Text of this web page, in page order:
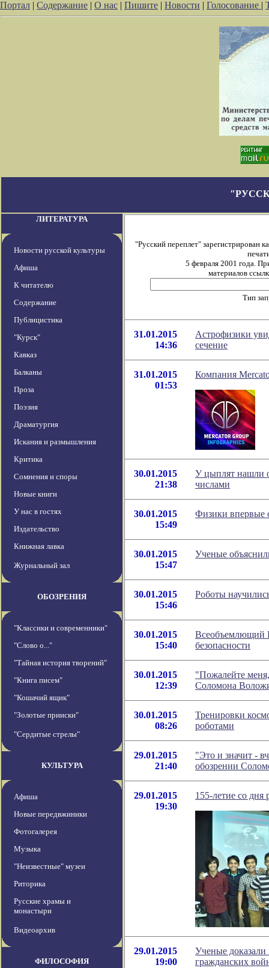
Портал | Содержание | О нас | Пишите | Новости | Голосование |
ЛИТЕРАТУРА
Новости русской культуры
Афиша
К читателю
Содержание
Публицистика
"Курск"
Кавказ
Балканы
Проза
Поэзия
Драматургия
Искания и размышления
Критика
Сомнения и споры
Новые книги
У нас в гостях
Издательство
Книжная лавка
Журнальный зал
ОБОЗРЕНИЯ
"Классики и современники"
"Слово о..."
"Тайная история творений"
"Книга писем"
"Кошачий ящик"
"Золотые прииски"
"Сердитые стрелы"
КУЛЬТУРА
Афиша
Новые передвжиники
Фотогалерея
Музыка
"Неизвестные" музеи
Риторика
Русские храмы и
монастыри
Видеоархив
ФИЛОСОФИЯ
"Русский переплет" зарегистрирован
5 февраля 2001 года.
материалов
Тип
31.01.2015
14:36
Астрофизики
сечение
31.01.2015
01:53
Компания
30.01.2015
21:38
У цыплят нашли
числами
30.01.2015
15:49
Физики впервые
30.01.2015
15:47
Ученые
30.01.2015
15:46
Роботы
30.01.2015
15:40
Всеобъемлющий
безопасности
30.01.2015
12:39
"Пожалейте
Соломона
30.01.2015
08:26
Тренировки
роботами
29.01.2015
21:40
"Это и значит -
обозрении
29.01.2015
19:30
155-летие со
29.01.2015
19:00
Ученые
гражданских